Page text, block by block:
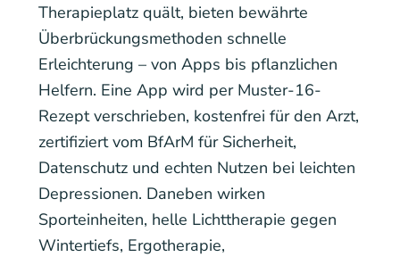
Therapieplatz quält, bieten bewährte
Überbrückungsmethoden schnelle
Erleichterung – von Apps bis pflanzlichen
Helfern. Eine App wird per Muster-16-
Rezept verschrieben, kostenfrei für den Arzt,
zertifiziert vom BfArM für Sicherheit,
Datenschutz und echten Nutzen bei leichten
Depressionen. Daneben wirken
Sporteinheiten, helle Lichttherapie gegen
Wintertiefs, Ergotherapie,